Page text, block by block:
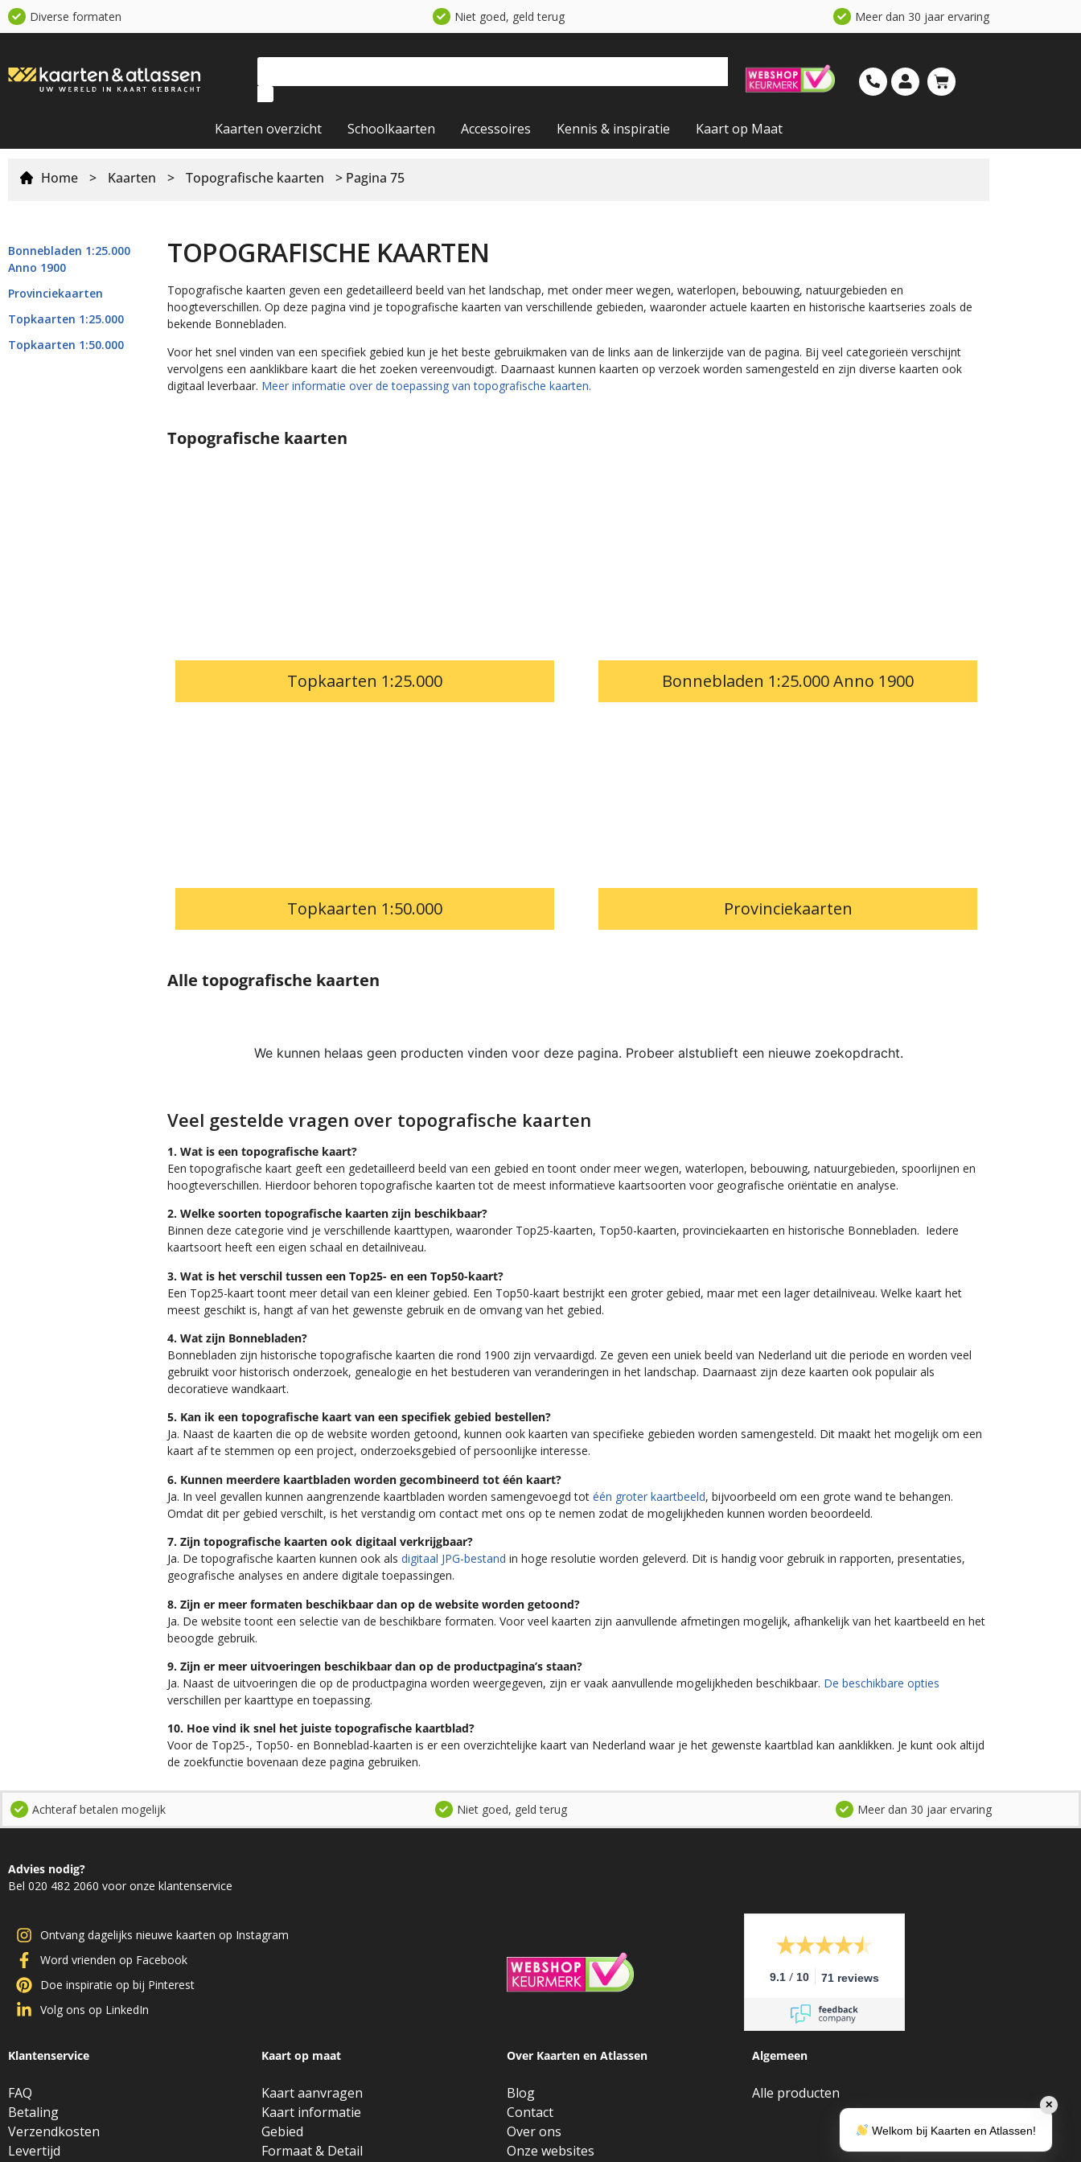
Diverse formaten Niet goed, geld terug Meer dan 30 jaar ervaring
Kaarten overzicht Schoolkaarten Accessoires Kennis & inspiratie Kaart op Maat
Home > Kaarten > Topografische kaarten > Pagina 75
Bonnebladen 1:25.000
Anno 1900
Provinciekaarten
Topkaarten 1:25.000
Topkaarten 1:50.000
TOPOGRAFISCHE KAARTEN
Topografische kaarten geven een gedetailleerd beeld van het landschap, met onder meer wegen, waterlopen, bebouwing, natuurgebieden en
hoogteverschillen. Op deze pagina vind je topografische kaarten van verschillende gebieden, waaronder actuele kaarten en historische kaartseries zoals de
bekende Bonnebladen.
Voor het snel vinden van een specifiek gebied kun je het beste gebruikmaken van de links aan de linkerzijde van de pagina. Bij veel categorieën verschijnt
vervolgens een aanklikbare kaart die het zoeken vereenvoudigt. Daarnaast kunnen kaarten op verzoek worden samengesteld en zijn diverse kaarten ook
digitaal leverbaar. Meer informatie over de toepassing van topografische kaarten.
Topografische kaarten
Topkaarten 1:25.000 Bonnebladen 1:25.000 Anno 1900
Topkaarten 1:50.000 Provinciekaarten
Alle topografische kaarten
We kunnen helaas geen producten vinden voor deze pagina. Probeer alstublieft een nieuwe zoekopdracht.
Veel gestelde vragen over topografische kaarten
1. Wat is een topografische kaart?
Een topografische kaart geeft een gedetailleerd beeld van een gebied en toont onder meer wegen, waterlopen, bebouwing, natuurgebieden, spoorlijnen en
hoogteverschillen. Hierdoor behoren topografische kaarten tot de meest informatieve kaartsoorten voor geografische oriëntatie en analyse.
2. Welke soorten topografische kaarten zijn beschikbaar?
Binnen deze categorie vind je verschillende kaarttypen, waaronder Top25-kaarten, Top50-kaarten, provinciekaarten en historische Bonnebladen. Iedere
kaartsoort heeft een eigen schaal en detailniveau.
3. Wat is het verschil tussen een Top25- en een Top50-kaart?
Een Top25-kaart toont meer detail van een kleiner gebied. Een Top50-kaart bestrijkt een groter gebied, maar met een lager detailniveau. Welke kaart het
meest geschikt is, hangt af van het gewenste gebruik en de omvang van het gebied.
4. Wat zijn Bonnebladen?
Bonnebladen zijn historische topografische kaarten die rond 1900 zijn vervaardigd. Ze geven een uniek beeld van Nederland uit die periode en worden veel
gebruikt voor historisch onderzoek, genealogie en het bestuderen van veranderingen in het landschap. Daarnaast zijn deze kaarten ook populair als
decoratieve wandkaart.
5. Kan ik een topografische kaart van een specifiek gebied bestellen?
Ja. Naast de kaarten die op de website worden getoond, kunnen ook kaarten van specifieke gebieden worden samengesteld. Dit maakt het mogelijk om een
kaart af te stemmen op een project, onderzoeksgebied of persoonlijke interesse.
6. Kunnen meerdere kaartbladen worden gecombineerd tot één kaart?
Ja. In veel gevallen kunnen aangrenzende kaartbladen worden samengevoegd totéén groter kaartbeeld, bijvoorbeeld om een grote wand te behangen.
Omdat dit per gebied verschilt, is het verstandig om contact met ons op te nemen zodat de mogelijkheden kunnen worden beoordeeld.
7. Zijn topografische kaarten ook digitaal verkrijgbaar?
Ja. De topografische kaarten kunnen ook alsdigitaal JPG-bestand in hoge resolutie worden geleverd. Dit is handig voor gebruik in rapporten, presentaties,
geografische analyses en andere digitale toepassingen.
8. Zijn er meer formaten beschikbaar dan op de website worden getoond?
Ja. De website toont een selectie van de beschikbare formaten. Voor veel kaarten zijn aanvullende afmetingen mogelijk, afhankelijk van het kaartbeeld en het
beoogde gebruik.
9. Zijn er meer uitvoeringen beschikbaar dan op de productpagina’s staan?
Ja. Naast de uitvoeringen die op de productpagina worden weergegeven, zijn er vaak aanvullende mogelijkheden beschikbaar. De beschikbare opties
verschillen per kaarttype en toepassing.
10. Hoe vind ik snel het juiste topografische kaartblad?
Voor de Top25-, Top50- en Bonneblad-kaarten is er een overzichtelijke kaart van Nederland waar je het gewenste kaartblad kan aanklikken. Je kunt ook altijd
de zoekfunctie bovenaan deze pagina gebruiken.
Achteraf betalen mogelijk Niet goed, geld terug Meer dan 30 jaar ervaring
Advies nodig?
Bel 020 482 2060 voor onze klantenservice
Ontvang dagelijks nieuwe kaarten op Instagram
Word vrienden op Facebook
Doe inspiratie op bij Pinterest
Volg ons op LinkedIn
9.1 / 10 71 reviews
Klantenservice
FAQ
Betaling
Verzendkosten
Levertijd
Kaart op maat
Kaart aanvragen
Kaart informatie
Gebied
Formaat & Detail
Over Kaarten en Atlassen
Blog
Contact
Over ons
Onze websites
Algemeen
Alle producten
✕
Welkom bij Kaarten en Atlassen!